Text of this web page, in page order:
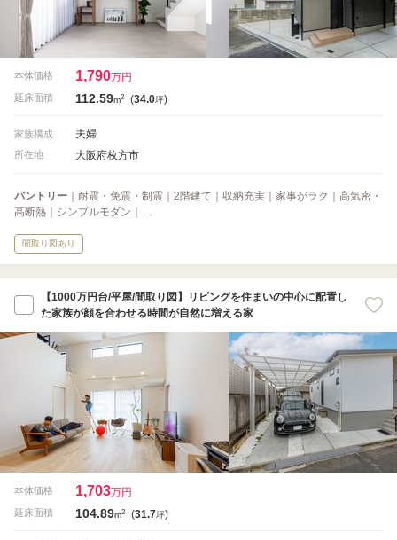
本体価格 1,790万円
延床面積 112.59m2 (34.0坪)
家族構成 夫婦
所在地 大阪府枚方市
パントリー ｜耐震・免震・制震｜2階建て｜収納充実｜家事がラク｜高気密・
高断熱｜シンプルモダン｜…
間取り図あり
【1000万円台/平屋/間取り図】リビングを住まいの中心に配置し
た家族が顔を合わせる時間が自然に増える家
本体価格 1,703万円
延床面積 104.89m2 (31.7坪)